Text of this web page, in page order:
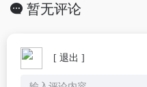
暂无评论
[ 退出 ]